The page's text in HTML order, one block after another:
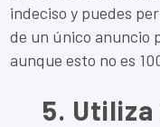
indeciso y puedes
de un único anuncio
aunque esto no es
5.